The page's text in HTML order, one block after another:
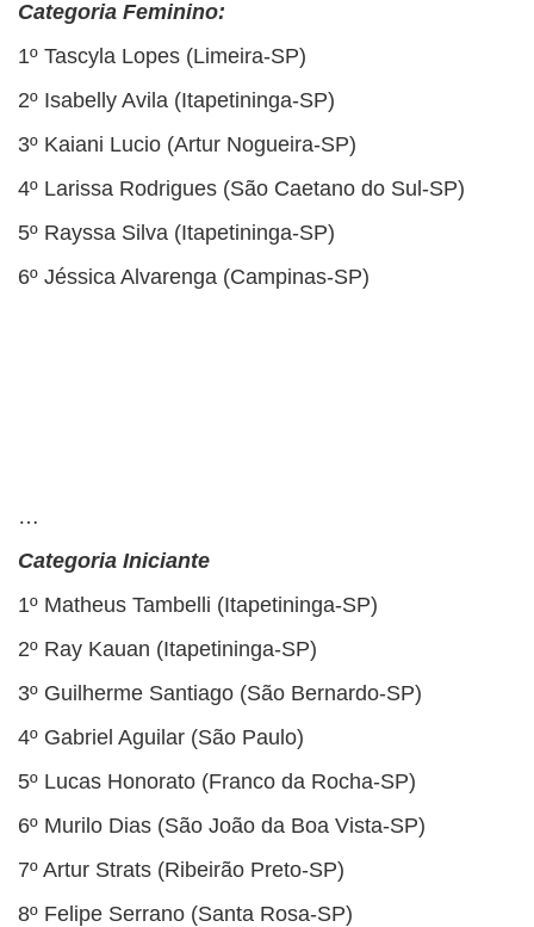
Categoria Feminino:
1º Tascyla Lopes (Limeira-SP)
2º Isabelly Avila (Itapetininga-SP)
3º Kaiani Lucio (Artur Nogueira-SP)
4º Larissa Rodrigues (São Caetano do Sul-SP)
5º Rayssa Silva (Itapetininga-SP)
6º Jéssica Alvarenga (Campinas-SP)
…
Categoria Iniciante
1º Matheus Tambelli (Itapetininga-SP)
2º Ray Kauan (Itapetininga-SP)
3º Guilherme Santiago (São Bernardo-SP)
4º Gabriel Aguilar (São Paulo)
5º Lucas Honorato (Franco da Rocha-SP)
6º Murilo Dias (São João da Boa Vista-SP)
7º Artur Strats (Ribeirão Preto-SP)
8º Felipe Serrano (Santa Rosa-SP)